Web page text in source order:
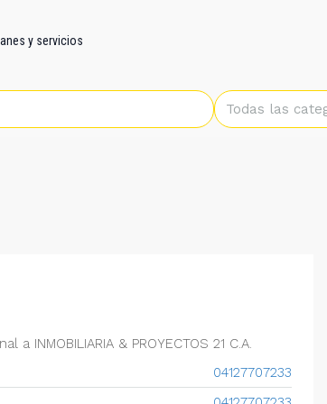
y servicios
Todas las
a INMOBILIARIA & PROYECTOS 21 C.A.
04127707233